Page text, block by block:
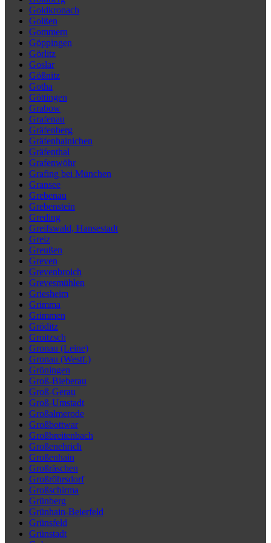
Goldkronach
Golßen
Gommern
Göppingen
Görlitz
Goslar
Gößnitz
Gotha
Göttingen
Grabow
Grafenau
Gräfenberg
Gräfenhainichen
Gräfenthal
Grafenwöhr
Grafing bei München
Gransee
Grebenau
Grebenstein
Greding
Greifswald, Hansestadt
Greiz
Greußen
Greven
Grevenbroich
Grevesmühlen
Griesheim
Grimma
Grimmen
Gröditz
Groitzsch
Gronau (Leine)
Gronau (Westf.)
Gröningen
Groß-Bieberau
Groß-Gerau
Groß-Umstadt
Großalmerode
Großbottwar
Großbreitenbach
Großenehrich
Großenhain
Großräschen
Großröhrsdorf
Großschirma
Grünberg
Grünhain-Beierfeld
Grünsfeld
Grünstadt